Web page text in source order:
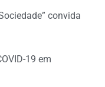
convida
19 em